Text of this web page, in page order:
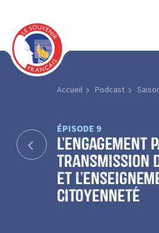
Accueil Podcast
ÉPISODE 9
transmission
et
citoyenneté